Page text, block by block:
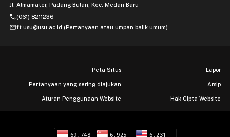
Jl. Almamater, Padang Bulan, Kec. Medan Baru
phone(061) 8211236
mailft.usu@usu.ac.id (Pertanyaan atau umpan balik umum)
Peta Situs Lapor
Pertanyaan yang sering diajukan Arsip
Aturan Penggunaan Website Hak Cipta Website